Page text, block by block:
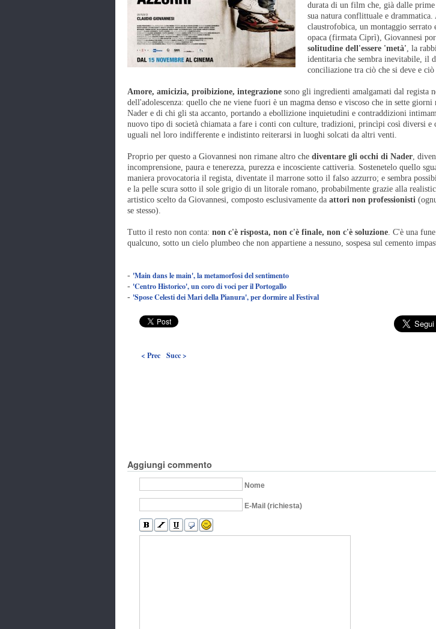
durata di un film che, già dalle
sua natura conflittuale e
claustrofobica, un montaggio serrato
opaca (firmata Ciprì), Giovannesi
solitudine dell'essere 'metà', la
identitaria che sembra inevitabile, il
conciliazione tra ciò che si deve e ciò
Amore, amicizia, proibizione, integrazione sono gli ingredienti amalgamati dal regista
dell'adolescenza: quello che ne viene fuori è un magma denso e viscoso che in sette
Nader e di chi gli sta accanto, portando a ebollizione inquietudini e contraddizioni
nuovo tipo di società chiamata a fare i conti con culture, tradizioni, princìpi così diversi e
uguali nel loro indifferente e indistinto reiterarsi in luoghi solcati da altri venti.
Proprio per questo a Giovannesi non rimane altro che diventare gli occhi di Nader,
incomprensione, paura e tenerezza, purezza e incosciente cattiveria. Sostenetelo quello
maniera provocatoria il regista, diventate il marrone sotto il falso azzurro; e sembra
e la pelle scura sotto il sole grigio di un litorale romano, probabilmente grazie alla
artistico scelto da Giovannesi, composto esclusivamente da attori non professionisti
se stesso).
Tutto il resto non conta: non c'è risposta, non c'è finale, non c'è soluzione. C'è una
qualcuno, sotto un cielo plumbeo che non appartiene a nessuno, sospesa sul cemento
- 'Main dans le main', la metamorfosi del sentimento
- 'Centro Historico', un coro di voci per il Portogallo
- 'Spose Celesti dei Mari della Pianura', per dormire al Festival
< Prec Succ >
Aggiungi commento
Nome
E-Mail (richiesta)